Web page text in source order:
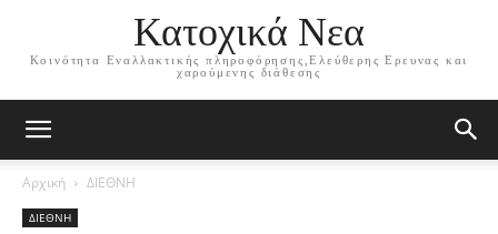
Κατοχικά Νεα
Κοινότητα Εναλλακτικής πληροφόρησης,Ελεύθερης Ερευνας και
χαρούμενης διάθεσης
Αρχική ΔΙΕΘΝΗ
ΔΙΕΘΝΗ